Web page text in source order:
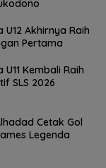
U12 Akhirnya Raih
Pertama
U11 Kembali Raih
SLS 2026
Cetak Gol
Legenda